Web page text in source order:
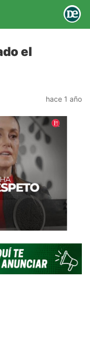
el
hace 1 año